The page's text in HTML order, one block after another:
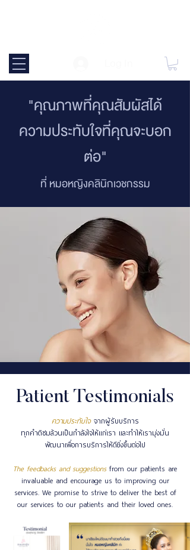
"คุณภาพที่คุณสัมผัสได้
ความประทับใจที่คุณจะบอก
ต่อ"
ที่ หมอหญิงคลินิกเวชกรรม
Patient Testimonials
ความประทับใจ จากผู้รับบริการ
ทุกคำติชมล้วนเป็นกำลังใจให้แก่เรา และทำให้เรามุ่งมั่น
พัฒนาเพื่อการบริการให้ดียิ่งขึ้นต่อไป
The feedbacks and suggestionsfrom our patients are
invaluable and encourage us to improving our
services. We promise to strive to deliver the best of
our services to our patients and their loved ones.